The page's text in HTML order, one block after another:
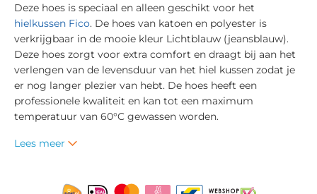
Deze hoes is speciaal en alleen geschikt voor het
hielkussen Fico. De hoes van katoen en polyester is
verkrijgbaar in de mooie kleur Lichtblauw (jeansblauw).
Deze hoes zorgt voor extra comfort en draagt bij aan het
verlengen van de levensduur van het hiel kussen zodat je
er nog langer plezier van hebt. De hoes heeft een
professionele kwaliteit en kan tot een maximum
temperatuur van 60°C gewassen worden.
Lees meer